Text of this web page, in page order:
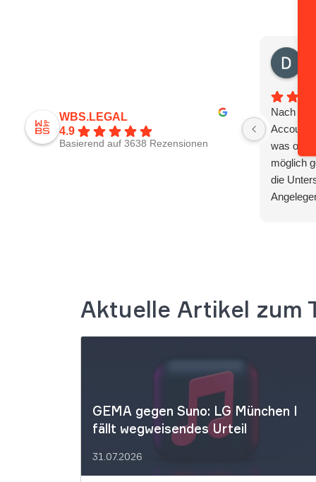
WBS.LEGAL
4.9
Basierend auf 3638 Rezensionen
Nach 3
Account
was
möglich
die
Aktuelle Artikel zum
GEMA gegen Suno: LG München I
fällt wegweisendes Urteil
31.07.2026